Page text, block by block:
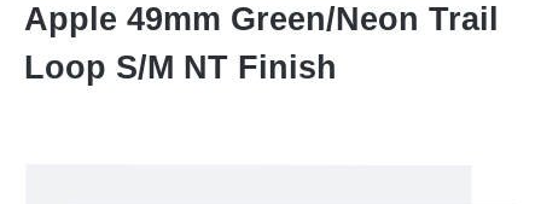
Apple 49mm Green/Neon Trail
Loop S/M NT Finish